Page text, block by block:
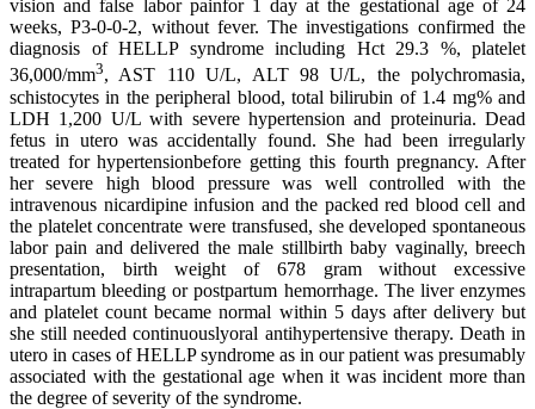
vision and false labor painfor 1 day at the gestational age of 24
weeks, P3-0-0-2, without fever. The investigations confirmed the
diagnosis of HELLP syndrome including Hct 29.3 %, platelet
36,000/mm3, AST 110 U/L, ALT 98 U/L, the polychromasia,
schistocytes in the peripheral blood, total bilirubin of 1.4 mg% and
LDH 1,200 U/L with severe hypertension and proteinuria. Dead
fetus in utero was accidentally found. She had been irregularly
treated for hypertensionbefore getting this fourth pregnancy. After
her severe high blood pressure was well controlled with the
intravenous nicardipine infusion and the packed red blood cell and
the platelet concentrate were transfused, she developed spontaneous
labor pain and delivered the male stillbirth baby vaginally, breech
presentation, birth weight of 678 gram without excessive
intrapartum bleeding or postpartum hemorrhage. The liver enzymes
and platelet count became normal within 5 days after delivery but
she still needed continuouslyoral antihypertensive therapy. Death in
utero in cases of HELLP syndrome as in our patient was presumably
associated with the gestational age when it was incident more than
the degree of severity of the syndrome.